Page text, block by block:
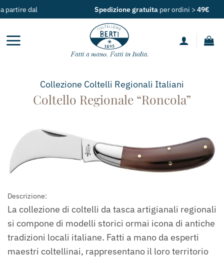
Salta
ai
contenuti
Spedizione gratuitaper ordini >49€
Collezione Coltelli Regionali Italiani
Coltello Regionale “Roncola”
Descrizione:
La collezione di coltelli da tasca artigianali regionali
si compone di modelli storici ormai icona di antiche
tradizioni locali italiane. Fatti a mano da esperti
maestri coltellinai, rappresentano il loro territorio